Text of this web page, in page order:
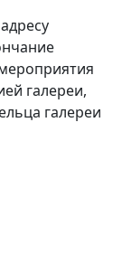
галереи,
галереи